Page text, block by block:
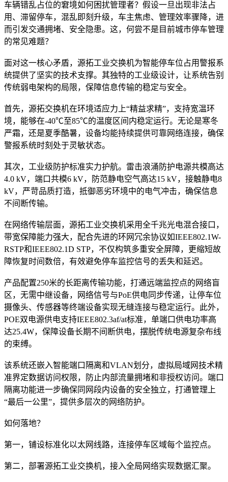
车辆错乱占位的窘境如何困扰管理者？假设一旦出现非法占
用、滞留停车，混乱即刻升级，车主焦虑、管理效率骤降，进
而引发交通拥堵、安全隐患。这，何尝不是目前城市停车管理
的常见难题？
面对这一核心矛盾，源拓工业交换机为智能停车位占用警报系
统提供了坚实的技术支撑。其独特的工业级设计，让系统告别
传统弱电架构的局限，保障信息传输的稳定与安全。
首先，源拓交换机在环境适应力上“精益求精”，支持宽温环
境，能够在-40℃至85℃的温度区间内稳定运行。无论是寒冬
严霜，还是夏季酷暑，设备均能持续提供可靠网络连接，确保
警报系统时刻处于灵敏状态。
其次，工业级防护标准实力护航。雷击浪涌防护电源共模高达
4.0 kV，端口共模6 kV，防范静电空气高达15 kV，接触静电8
kV，严苛品质打造，抵御恶劣环境中的电气冲击，确保信息
不间断传输。
在网络传输层面，源拓工业交换机采用全千兆光电混合接口，
带宽保障能力强大，配合先进的环网冗余协议如IEEE802.1W-
RSTP和IEEE802.1D STP，不仅构筑多重安全屏障，更缩短故
障恢复时间数倍，有效避免停车监控信号的丢失和延迟。
产品配置250米的长距离传输功能，打通远端监控点的网络盲
区，无需中继设备，网络信号与PoE供电同步传递，让停车位
摄像头、传感器等终端设备实现无缝连接与稳定运行。此外，
POE双电源供电支持IEEE802.3af/at标准，单端口供电功率高
达25.4W，保障设备长期不间断供电，摆脱传统电源复杂布线
的束缚。
该系统还嵌入智能端口隔离和VLAN划分，虚拟局域网技术精
准界定数据访问权限，防止内部流量拥堵和非授权访问。端口
隔离功能进一步确保同网段内设备的安全独立，打通管理上
“最后一公里”，提供多层次的网络防护。
如何落地？
第一，铺设标准化以太网线路，连接停车区域每个监控点。
第二，部署源拓工业交换机，接入全局网络实现数据汇聚。